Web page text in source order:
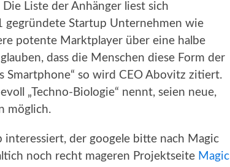
Liste der Anhänger liest sich
gegründete Startup Unternehmen wie
potente Marktplayer über eine halbe
dass die Menschen diese Form der
Smartphone“ so wird CEO Abovitz zitiert.
„Techno-Biologie“ nennt, seien neue,
möglich.
der googele bitte nach Magic
noch recht mageren Projektseite Magic